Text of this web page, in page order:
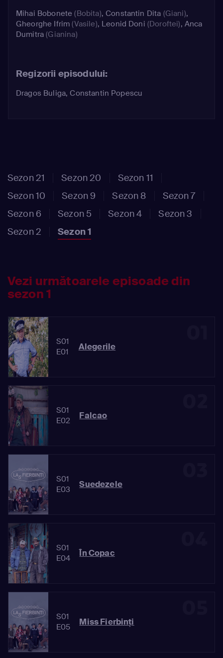
Ardiles (Mihai Mărgineanu) şi Moş
Peleuş (Horaţiu Mălăele), beţivii
satului, sunt apariţii colorate şi pline
Mihai Bobonete (Bobita),Constantin Dita (Giani),
Gheorghe Ifrim (Vasile), Leonid Doni (Doroftei), Anca
Dumitra (Gianina)
Regizorii episodului:
Dragos Buliga, Constantin Popescu
Sezon 21 Sezon 20
Sezon 11
Sezon 10
Sezon 9 Sezon 8
Sezon 7
Sezon 6
Sezon 5 Sezon 4
Sezon 3
Sezon 2
Sezon 1
Vezi următoarele episoade din
sezon 1
S01
E01
Alegerile
S01
E02
Falcao
S01
E03
Suedezele
S01
E04
În Copac
S01
E05
Miss Fierbinţi